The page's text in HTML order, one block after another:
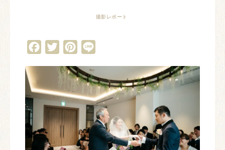
撮影レポート
FacebookTwitterPinterest